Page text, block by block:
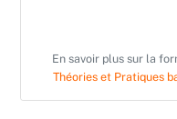
En savoir plus sur la
Théories et Pratiques